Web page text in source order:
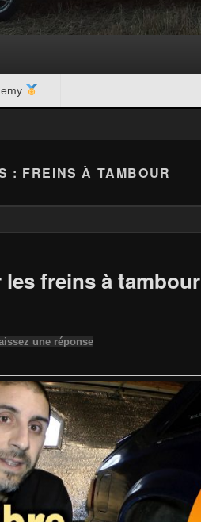
: FREINS À TAMBOUR
les freins à
une réponse